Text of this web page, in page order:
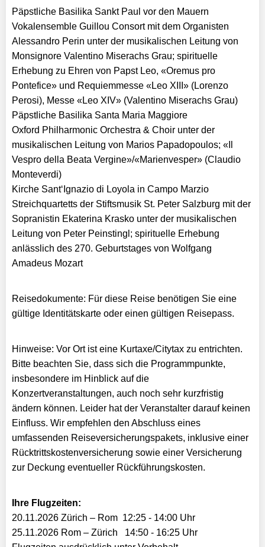
Päpstliche Basilika Sankt Paul vor den Mauern
Vokalensemble Guillou Consort mit dem Organisten
Alessandro Perin unter der musikalischen Leitung von
Monsignore Valentino Miserachs Grau; spirituelle
Erhebung zu Ehren von Papst Leo, «Oremus pro
Pontefice» und Requiemmesse «Leo XIII» (Lorenzo
Perosi), Messe «Leo XIV» (Valentino Miserachs Grau)
Päpstliche Basilika Santa Maria Maggiore
Oxford Philharmonic Orchestra & Choir unter der
musikalischen Leitung von Marios Papadopoulos; «Il
Vespro della Beata Vergine»/«Marienvesper» (Claudio
Monteverdi)
Kirche Sant‘Ignazio di Loyola in Campo Marzio
Streichquartetts der Stiftsmusik St. Peter Salzburg mit der
Sopranistin Ekaterina Krasko unter der musikalischen
Leitung von Peter Peinstingl; spirituelle Erhebung
anlässlich des 270. Geburtstages von Wolfgang
Amadeus Mozart
Reisedokumente: Für diese Reise benötigen Sie eine
gültige Identitätskarte oder einen gültigen Reisepass.
Hinweise: Vor Ort ist eine Kurtaxe/Citytax zu entrichten.
Bitte beachten Sie, dass sich die Programmpunkte,
insbesondere im Hinblick auf die
Konzertveranstaltungen, auch noch sehr kurzfristig
ändern können. Leider hat der Veranstalter darauf keinen
Einfluss. Wir empfehlen den Abschluss eines
umfassenden Reiseversicherungspakets, inklusive einer
Rücktrittskostenversicherung sowie einer Versicherung
zur Deckung eventueller Rückführungskosten.
Ihre Flugzeiten:
20.11.2026 Zürich – Rom 12:25 - 14:00 Uhr
25.11.2026 Rom – Zürich 14:50 - 16:25 Uhr